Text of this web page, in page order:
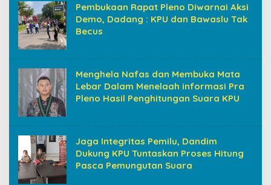
Pembukaan Rapat Pleno Diwarnai Aksi
Demo, Dadang : KPU dan Bawaslu Tak
Becus
Menghela Nafas dan Membuka Mata
Lebar Dalam Menelaah informasi Pra
Pleno Hasil Penghitungan Suara KPU
Jaga Integritas Pemilu, Dandim
Dukung KPU Tuntaskan Proses Hitung
Pasca Pemungutan Suara